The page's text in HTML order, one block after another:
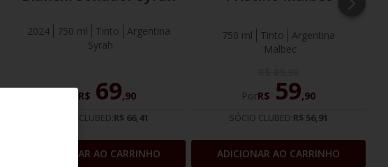
Tinto Argentina
2024
750 ml
Syrah
R$ 69,90
SÓCIO CLUBED:R$ 66,41
ADICIONAR AO CARRINHO
Tinto Argentina
750 ml
Malbec
PorR$ 59,90
SÓCIO CLUBED:R$ 56,91
ADICIONAR AO CARRINHO